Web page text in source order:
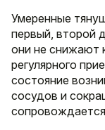
Умеренные
первый, второй
они не снижают
регулярного
состояние
сосудов и